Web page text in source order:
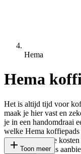
Hema
Hema
Het is altijd tijd voor
maak je hier vast en
je in een handomdraai
welke Hema
eenvoudig op de
Hema koffiepads
Toon meer